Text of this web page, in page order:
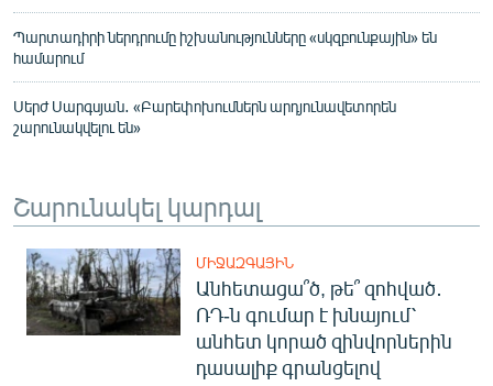
Պարտադիրի ներդրումը իշխանությունները «սկզբունքային» են
համարում
Սերժ Սարգսյան․ «Բարեփոխումներն արդյունավետորեն
շարունակվելու են»
Շարունակել կարդալ
ՄԻՋԱԶԳԱՅԻՆ
Անհետացա՞ծ, թե՞ զոհված․
ՌԴ-ն գումար է խնայում՝
անհետ կորած զինվորներին
դասալիք գրանցելով